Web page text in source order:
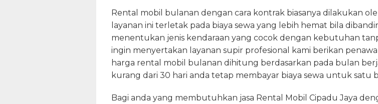
Rental mobil bulanan dengan cara kontrak biasanya dilakukan
layanan ini terletak pada biaya sewa yang lebih hemat bila
menentukan jenis kendaraan yang cocok dengan kebutuhan
ingin menyertakan layanan supir profesional kami berikan
harga rental mobil bulanan dihitung berdasarkan pada bulan
kurang dari 30 hari anda tetap membayar biaya sewa untuk satu
Bagi anda yang membutuhkan jasa Rental Mobil Cipadu Jaya